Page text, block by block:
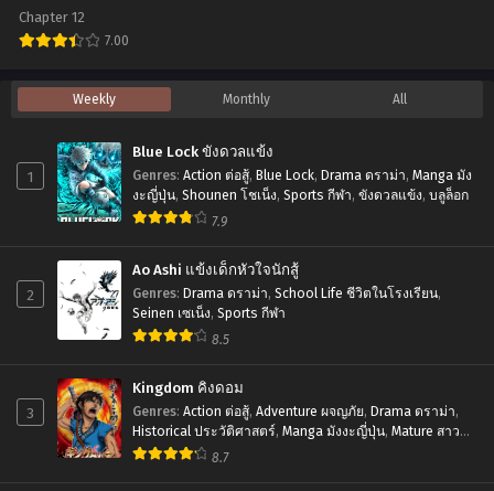
no
Koto
100
สิ่ง
อยาก
ทำ
กลาย
เป็น
ซอมบี้
ที่1-
12
พากย์
แฟนตาซี
ตอน
12
ซับ
ไทย+ซับไทย
Chapter 12
7.00
อ
นิ
One
Punch
พัน
1
Weekly Monthly All
1
Blue Lock ขังดวลแข้ง
Genres: Action ต่อสู้, Blue Lock, Drama ดราม่า, Manga มัง
งะญี่ปุ่น, Shounen โชเน็ง, Sports กีฬา, ขังดวลแข้ง, บลูล็อก
7.9
2
Ao Ashi แข้งเด็กหัวใจนักสู้
Genres: Drama ดราม่า, School Life ชีวิตในโรงเรียน,
Seinen เซเน็ง, Sports กีฬา
8.5
3
Kingdom คิงดอม
Genres: Action ต่อสู้, Adventure ผจญภัย, Drama ดราม่า,
Historical ประวัติศาสตร์, Manga มังงะญี่ปุ่น, Mature สาว
ใหญ่,Seinen เซเน็ง
8.7